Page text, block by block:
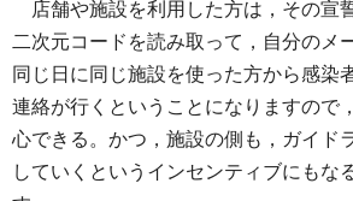
店舗や施設を利用した方は，その宣
二次元コードを読み取って，自分のメ
同じ日に同じ施設を使った方から感染
連絡が行くということになりますので
心できる。かつ，施設の側も，ガイド
していくというインセンティブにもな